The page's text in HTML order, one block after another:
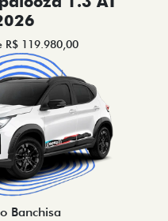
R$ 119.980,00
Banchisa